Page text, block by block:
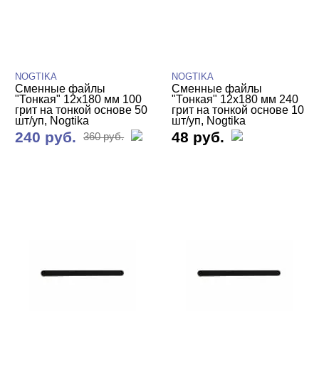
NOGTIKA
Сменные файлы
"Тонкая" 12х180 мм 100
грит на тонкой основе 50
шт/уп, Nogtika
240 руб. 360 руб.
NOGTIKA
Сменные файлы
"Тонкая" 12х180 мм 240
грит на тонкой основе 10
шт/уп, Nogtika
48 руб.